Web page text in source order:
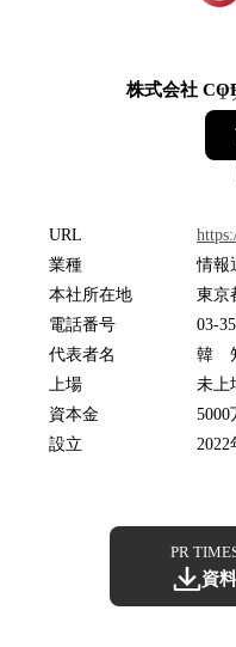
株式会社 1
URL
業種
情報
本社所在地
東京
電話番号
03-
代表者名
韓
上場
未上
資本金
5000
設立
2022
PR
資